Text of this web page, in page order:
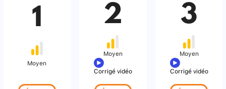
1
Moyen
2
Moyen
Corrigé vidéo
3
Moyen
Corrigé vidéo